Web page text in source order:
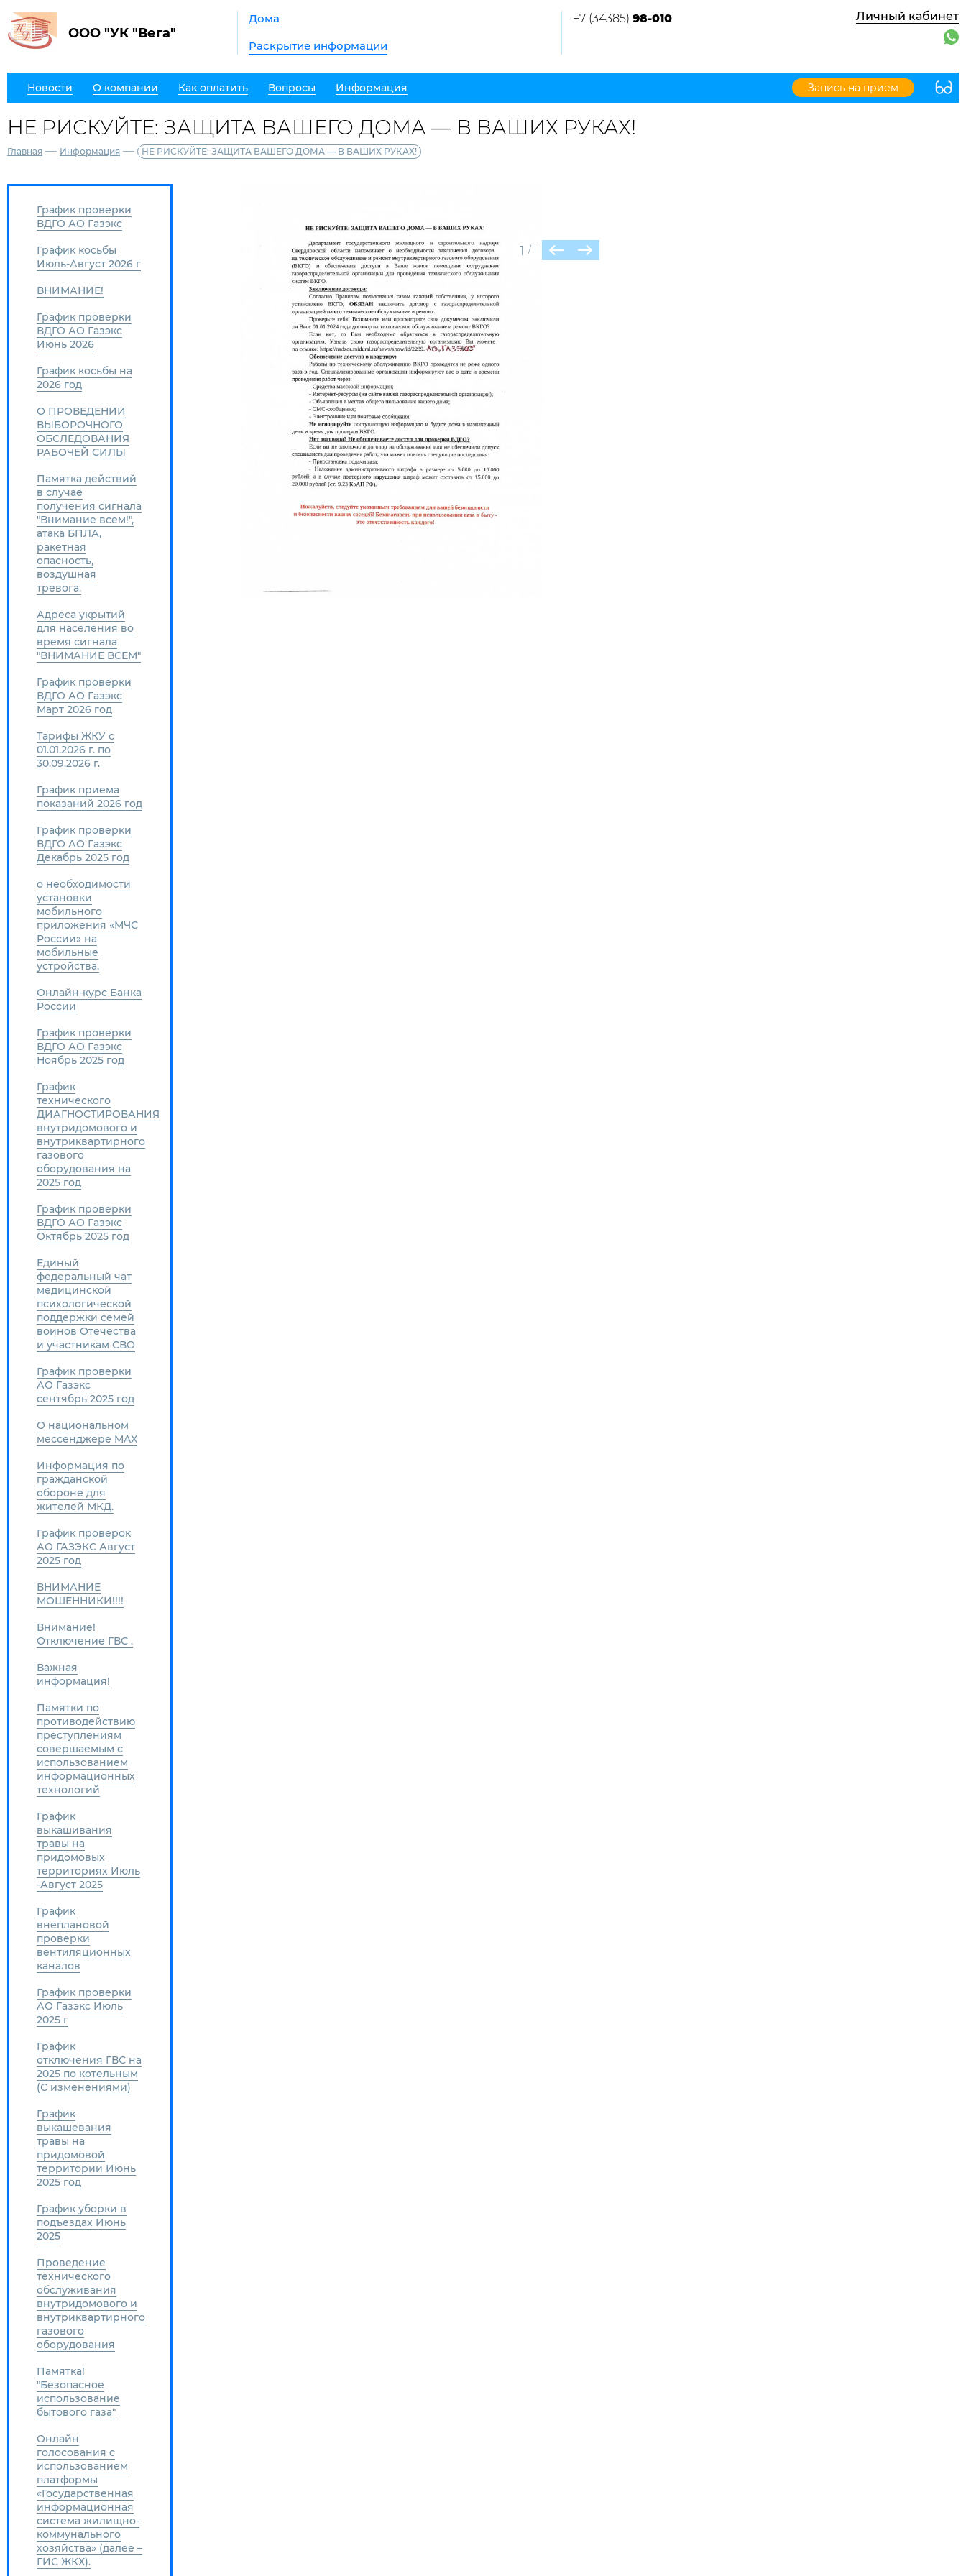
ООО "УК "Вега"
Дома
Раскрытие информации
+7 (34385) 98-010 Личный кабинет
Новости О компании Как оплатить Вопросы Информация Запись на прием
НЕ РИСКУЙТЕ: ЗАЩИТА ВАШЕГО ДОМА — В ВАШИХ РУКАХ!
Главная — Информация — НЕ РИСКУЙТЕ: ЗАЩИТА ВАШЕГО ДОМА — В ВАШИХ РУКАХ!
График проверки
ВДГО АО Газэкс
График косьбы
Июль-Август 2026 г
ВНИМАНИЕ!
График проверки
ВДГО АО Газэкс
Июнь 2026
График косьбы на
2026 год
О ПРОВЕДЕНИИ
ВЫБОРОЧНОГО
ОБСЛЕДОВАНИЯ
РАБОЧЕЙ СИЛЫ
Памятка действий
в случае
получения сигнала
"Внимание всем!",
атака БПЛА,
ракетная
опасность,
воздушная
тревога.
Адреса укрытий
для населения во
время сигнала
"ВНИМАНИЕ ВСЕМ"
График проверки
ВДГО АО Газэкс
Март 2026 год
Тарифы ЖКУ с
01.01.2026 г. по
30.09.2026 г.
График приема
показаний 2026 год
График проверки
ВДГО АО Газэкс
Декабрь 2025 год
о необходимости
установки
мобильного
приложения «МЧС
России» на
мобильные
устройства.
Онлайн-курс Банка
России
График проверки
ВДГО АО Газэкс
Ноябрь 2025 год
График
технического
ДИАГНОСТИРОВАНИЯ
внутридомового и
внутриквартирного
газового
оборудования на
2025 год
График проверки
ВДГО АО Газэкс
Октябрь 2025 год
Единый
федеральный чат
медицинской
психологической
поддержки семей
воинов Отечества
и участникам СВО
График проверки
АО Газэкс
сентябрь 2025 год
О национальном
мессенджере MAX
Информация по
гражданской
обороне для
жителей МКД.
График проверок
АО ГАЗЭКС Август
2025 год
ВНИМАНИЕ
МОШЕННИКИ!!!!
Внимание!
Отключение ГВС .
Важная
информация!
Памятки по
противодействию
преступлениям
совершаемым с
использованием
информационных
технологий
График
выкашивания
травы на
придомовых
территориях Июль
-Август 2025
График
внеплановой
проверки
вентиляционных
каналов
График проверки
АО Газэкс Июль
2025 г
График
отключения ГВС на
2025 по котельным
(С изменениями)
График
выкашевания
травы на
придомовой
территории Июнь
2025 год
График уборки в
подъездах Июнь
2025
Проведение
технического
обслуживания
внутридомового и
внутриквартирного
газового
оборудования
Памятка!
"Безопасное
использование
бытового газа"
Онлайн
голосования с
использованием
платформы
«Государственная
информационная
система жилищно-
коммунального
хозяйства» (далее –
ГИС ЖКХ).
1 / 1